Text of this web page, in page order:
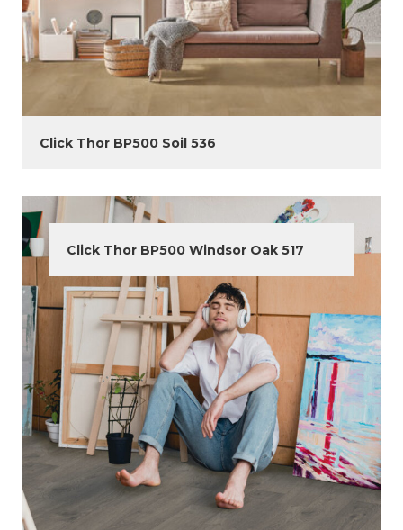
Click Thor BP500 Soil 536
Click Thor BP500 Windsor Oak 517